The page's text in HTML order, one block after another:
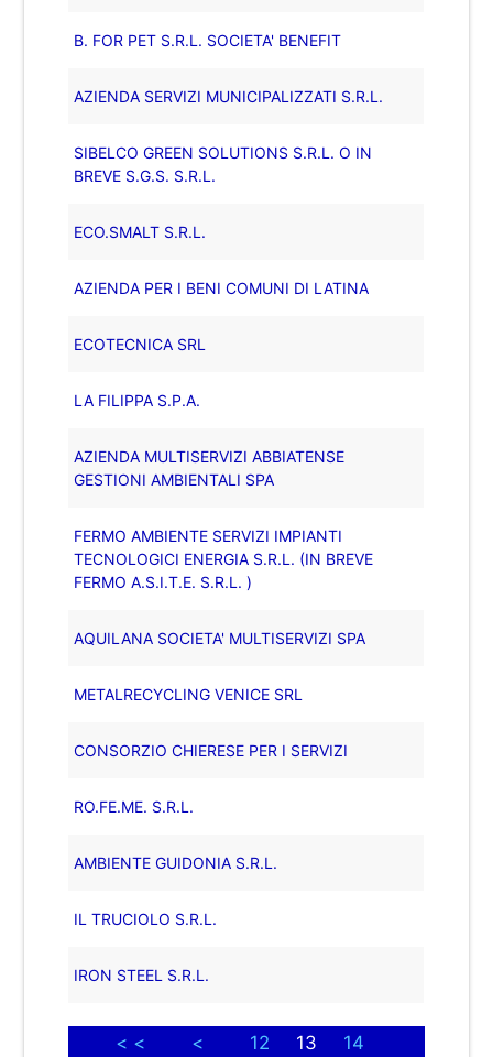
B. FOR PET S.R.L. SOCIETA' BENEFIT
AZIENDA SERVIZI MUNICIPALIZZATI S.R.L.
SIBELCO GREEN SOLUTIONS S.R.L. O IN
BREVE S.G.S. S.R.L.
ECO.SMALT S.R.L.
AZIENDA PER I BENI COMUNI DI LATINA
ECOTECNICA SRL
LA FILIPPA S.P.A.
AZIENDA MULTISERVIZI ABBIATENSE
GESTIONI AMBIENTALI SPA
FERMO AMBIENTE SERVIZI IMPIANTI
TECNOLOGICI ENERGIA S.R.L. (IN BREVE
FERMO A.S.I.T.E. S.R.L. )
AQUILANA SOCIETA' MULTISERVIZI SPA
METALRECYCLING VENICE SRL
CONSORZIO CHIERESE PER I SERVIZI
RO.FE.ME. S.R.L.
AMBIENTE GUIDONIA S.R.L.
IL TRUCIOLO S.R.L.
IRON STEEL S.R.L.
< < < 12 13
14